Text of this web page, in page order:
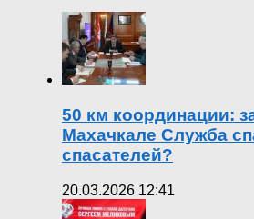
50 км координации:
Махачкале Служба
спасателей?
20.03.2026 12:41